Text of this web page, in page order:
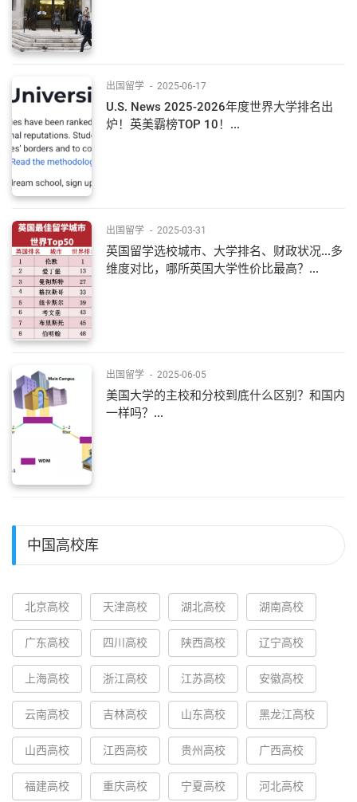
出国留学 - 2025-06-17
U.S. News 2025-2026年度世界大学排名出
炉！英美霸榜TOP 10！...
出国留学 - 2025-03-31
英国留学选校城市、大学排名、财政状况...多
维度对比，哪所英国大学性价比最高？...
出国留学 - 2025-06-05
美国大学的主校和分校到底什么区别？和国内
一样吗？...
中国高校库
北京高校 天津高校 湖北高校 湖南高校
广东高校 四川高校 陕西高校 辽宁高校
上海高校 浙江高校 江苏高校 安徽高校
云南高校 吉林高校 山东高校 黑龙江高校
山西高校 江西高校 贵州高校 广西高校
福建高校 重庆高校 宁夏高校 河北高校